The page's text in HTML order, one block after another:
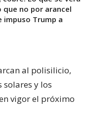
no por arancel
impuso Trump a
al polisilicio,
solares y los
vigor el próximo